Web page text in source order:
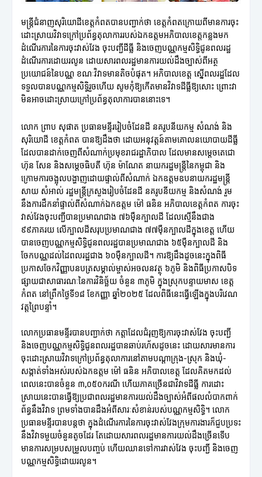
មន្ត្រីជំនាញសុរិយោដីខេត្តកំពតបានបញ្ជាក់ថា ខេត្តកំពតក្រោយពីមានការចុះ
ដោះស្រាយវិវាទក្រៅប្រព័ន្ធតុលាការរបស់ឯកឧត្តមអភិបាលខេត្តកន្លងមក
ដំណើរការនៃការចុះវាស់វែង ចុះបញ្ជីដីធ្លី និងចេញបណ្ណកម្មសិទ្ធិជូនពលរដ្ឋ
ដំណើរការដោយរលូន ដោយសារពលរដ្ឋមានការយល់ដឹងច្បាស់ពីអត្ថ
ប្រយោជន៍នៃបណ្ណ ខណៈវិវាទមានតិចបំផុត។ អភិបាលខេត្ត ស្នើពលរដ្ឋដែល
ទទួលបានបណ្ណកម្មសិទ្ធិរួចហើយ សូមកុំឱ្យកើតមានវិវាទដីធ្លីឱ្យសោះ ព្រោះវា
មិនអាចដោះស្រាយក្រៅប្រព័ន្ធតុលាការបាននោះទេ។
លោក ព្រាប សុផាត ប្រធានមន្ទីររៀបចំដែនដី នគរូបនីយកម្ម សំណង់ និង
សុរិយោដី ខេត្តកំពត បានឱ្យដឹងថា ដោយអនុវត្តន៍តាមគោលនយោបាយដីធ្លី
ដែលបានដាក់ចេញពីសំណាក់ប្រមុខរាជរដ្ឋាភិបាល ដែលមានសម្តេចតេជោ
ហ៊ុន សែន និងសម្តេចធិបតី ហ៊ុន ម៉ាណែត នាយករដ្ឋមន្ត្រីនៃកម្ពុជា និង
ក្រោមការចង្អុលបង្ហាញដោយផ្ទាល់ពីសំណាក់ ឯកឧត្តមឧបនាយករដ្ឋមន្ត្រី
សាយ សំអាល់ រដ្ឋមន្ត្រីក្រសួងរៀបចំដែនដី នគរូបនីយកម្ម និងសំណង់ រួម
នឹងការដឹកនាំផ្ទាល់ពីសំណាក់ឯកឧត្តម ម៉ៅ ធនិន អភិបាលខេត្តកំពត ការចុះ
វាស់វែងចុះបញ្ជីបានប្រមាណជាង ៧៦ម៉ឺនក្បាលដី ដែលស្មើនឹងជាង
៩៩ភាគរយ លើក្បាលដីសរុបប្រមាណជាង ៧៧ម៉ឺនក្បាលដីក្នុងខេត្ត ហើយ
បានចេញបណ្ណកម្មសិទ្ធិជូនពលរដ្ឋបានប្រមាណជាង ៦៥ម៉ឺនក្បាលដី និង
ចែកបណ្ណដល់ដៃពលរដ្ឋជាង ៦០ម៉ឺនក្បាលដី។ ការឱ្យដឹងដូចនេះក្នុងពិធី
ប្រកាសចែកវិញ្ញាបនបត្រសម្គាល់ម្ចាស់អចលនវត្ថុ ៦ភូមិ និងពិធីប្រកាសបិទ
ផ្សាយជាសាធារណៈនៃការវិនិច្ឆ័យ ចំនួន ៣ភូមិ ក្នុងស្រុកបន្ទាយមាស ខេត្ត
កំពត នៅព្រឹកថ្ងៃទី១៨ ខែកញ្ញា ឆ្នាំ២០២៥ ដែលពិធីនេះធ្វើឡើងក្នុងបរិវេណ
វត្តព្រៃបន្ទាំ។
លោកប្រធានមន្ទីរបានបញ្ជាក់ថា កត្តាដែលជំរុញឱ្យការចុះវាស់វែង ចុះបញ្ជី
និងចេញបណ្ណកម្មសិទ្ធិជូនពលរដ្ឋបានឆាប់រហ័សដូចនេះ ដោយសារមានការ
ចុះដោះស្រាយវិវាទក្រៅប្រព័ន្ធតុលាការនៅតាមបណ្តាក្រុង-ស្រុក និងឃុំ-
សង្កាត់ទាំងអស់របស់ឯកឧត្តម ម៉ៅ ធនិន អភិបាលខេត្ត ដែលគិតមកដល់
ពេលនេះបានចំនួន ៣,០៥០ករណី ហើយភាគច្រើនជាវិវាទដីធ្លី ការដោះ
ស្រាយនេះបានធ្វើឱ្យប្រជាពលរដ្ឋមានការយល់ដឹងច្បាស់អំពីផលលំបាកពាក់
ព័ន្ធនឹងវិវាទ ព្រមទាំងបានដឹងអំពីសារៈសំខាន់របស់បណ្ណកម្មសិទ្ធិ។ លោក
ប្រធានមន្ទីរបានបន្តថា ក្នុងដំណើរការនៃការចុះវាស់វែងក្រុមការងារក៏ជួបប្រទះ
នឹងវិវាទមួយចំនួនតូចដែរ តែដោយសារពលរដ្ឋមានការយល់ដឹងច្រើនទើប
មានការសម្របសម្រួលបញ្ចប់ ហើយឈានទៅការវាស់វែង ចុះបញ្ជី និងចេញ
បណ្ណកម្មសិទ្ធិដោយរលូន។